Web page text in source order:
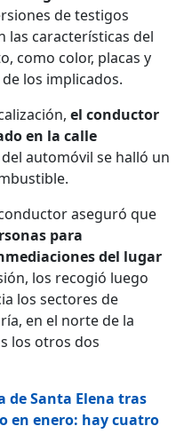
de testigos
las características del
como color, placas y
los implicados.
el conductor
en la calle
automóvil se halló un
aseguró que
para
del lugar
los recogió luego
los sectores de
en el norte de la
los otros dos
de Santa Elena tras
en enero: hay cuatro